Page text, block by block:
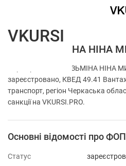
ФОП КОЗЬМІНА НІНА
Перевірка ФОП КОЗЬМІНА НІНА
зареєстровано, КВЕД 49.41
транспорт, регіон Черкаська
санкції на VKURSI.PRO.
Основні відомості про ФОП
Статус
VKURSI